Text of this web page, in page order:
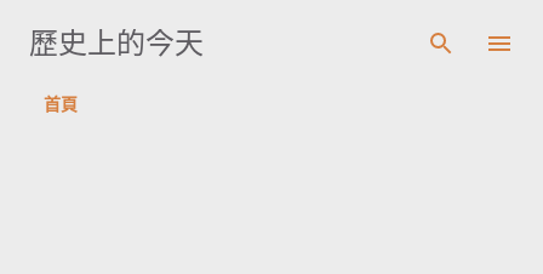
歷史上的今天
首頁